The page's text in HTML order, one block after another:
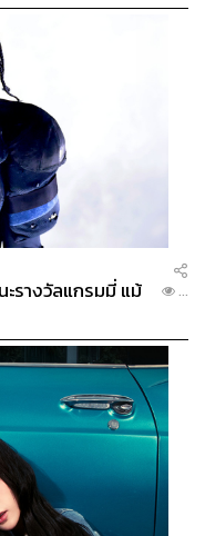
รางวัลแกรมมี่ แม้
...